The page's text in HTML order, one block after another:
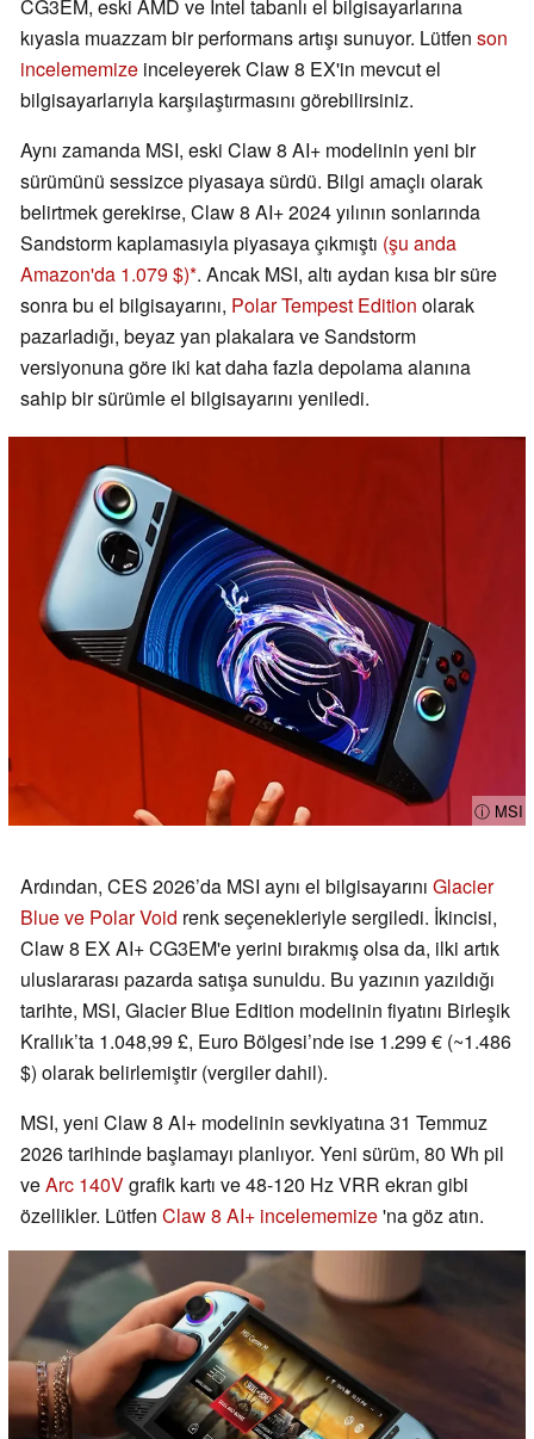
CG3EM, eski AMD ve Intel tabanlı el bilgisayarlarına
kıyasla muazzam bir performans artışı sunuyor. Lütfen son
incelememize inceleyerek Claw 8 EX'in mevcut el
bilgisayarlarıyla karşılaştırmasını görebilirsiniz.
Aynı zamanda MSI, eski Claw 8 AI+ modelinin yeni bir
sürümünü sessizce piyasaya sürdü. Bilgi amaçlı olarak
belirtmek gerekirse, Claw 8 AI+ 2024 yılının sonlarında
Sandstorm kaplamasıyla piyasaya çıkmıştı (şu anda
Amazon'da 1.079 $) . Ancak MSI, altı aydan kısa bir süre
sonra bu el bilgisayarını, Polar Tempest Edition olarak
pazarladığı, beyaz yan plakalara ve Sandstorm
versiyonuna göre iki kat daha fazla depolama alanına
sahip bir sürümle el bilgisayarını yeniledi.
ⓘ MSI
Ardından, CES 2026’da MSI aynı el bilgisayarını Glacier
Blue ve Polar Void renk seçenekleriyle sergiledi. İkincisi,
Claw 8 EX AI+ CG3EM'e yerini bırakmış olsa da, ilki artık
uluslararası pazarda satışa sunuldu. Bu yazının yazıldığı
tarihte, MSI, Glacier Blue Edition modelinin fiyatını Birleşik
Krallık’ta 1.048,99 £, Euro Bölgesi’nde ise 1.299 € (~1.486
$) olarak belirlemiştir (vergiler dahil).
MSI, yeni Claw 8 AI+ modelinin sevkiyatına 31 Temmuz
2026 tarihinde başlamayı planlıyor. Yeni sürüm, 80 Wh pil
veArc 140Vgrafik kartı ve 48-120 Hz VRR ekran gibi
özellikler. Lütfen Claw 8 AI+ incelememize'na göz atın.